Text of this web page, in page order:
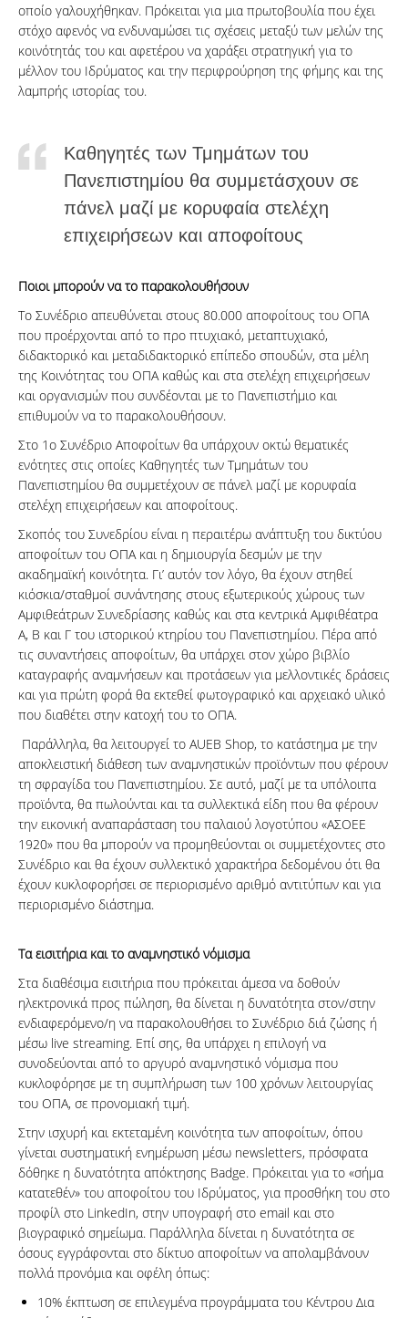
οποίο γαλουχήθηκαν. Πρόκειται για μια πρωτοβουλία που έχει
στόχο αφενός να ενδυναμώσει τις σχέσεις μεταξύ των μελών της
κοινότητάς του και αφετέρου να χαράξει στρατηγική για το
μέλλον του Ιδρύματος και την περιφρούρηση της φήμης και της
λαμπρής ιστορίας του.
Καθηγητές των Τμημάτων του
Πανεπιστημίου θα συμμετάσχουν σε
πάνελ μαζί με κορυφαία στελέχη
επιχειρήσεων και αποφοίτους
Ποιοι μπορούν να το παρακολουθήσουν
Το Συνέδριο απευθύνεται στους 80.000 αποφοίτους του ΟΠΑ
που προέρχονται από το προ πτυχιακό, μεταπτυχιακό,
διδακτορικό και μεταδιδακτορικό επίπεδο σπουδών, στα μέλη
της Κοινότητας του ΟΠΑ καθώς και στα στελέχη επιχειρήσεων
και οργανισμών που συνδέονται με το Πανεπιστήμιο και
επιθυμούν να το παρακολουθήσουν.
Στο 1ο Συνέδριο Αποφοίτων θα υπάρχουν οκτώ θεματικές
ενότητες στις οποίες Καθηγητές των Τμημάτων του
Πανεπιστημίου θα συμμετέχουν σε πάνελ μαζί με κορυφαία
στελέχη επιχειρήσεων και αποφοίτους.
Σκοπός του Συνεδρίου είναι η περαιτέρω ανάπτυξη του δικτύου
αποφοίτων του ΟΠΑ και η δημιουργία δεσμών με την
ακαδημαϊκή κοινότητα. Γι’ αυτόν τον λόγο, θα έχουν στηθεί
κιόσκια/σταθμοί συνάντησης στους εξωτερικούς χώρους των
Αμφιθεάτρων Συνεδρίασης καθώς και στα κεντρικά Αμφιθέατρα
Α, Β και Γ του ιστορικού κτηρίου του Πανεπιστημίου. Πέρα από
τις συναντήσεις αποφοίτων, θα υπάρχει στον χώρο βιβλίο
καταγραφής αναμνήσεων και προτάσεων για μελλοντικές δράσεις
και για πρώτη φορά θα εκτεθεί φωτογραφικό και αρχειακό υλικό
που διαθέτει στην κατοχή του το ΟΠΑ.
Παράλληλα, θα λειτουργεί το AUEB Shop, το κατάστημα με την
αποκλειστική διάθεση των αναμνηστικών προϊόντων που φέρουν
τη σφραγίδα του Πανεπιστημίου. Σε αυτό, μαζί με τα υπόλοιπα
προϊόντα, θα πωλούνται και τα συλλεκτικά είδη που θα φέρουν
την εικονική αναπαράσταση του παλαιού λογοτύπου «ΑΣΟΕΕ
1920» που θα μπορούν να προμηθεύονται οι συμμετέχοντες στο
Συνέδριο και θα έχουν συλλεκτικό χαρακτήρα δεδομένου ότι θα
έχουν κυκλοφορήσει σε περιορισμένο αριθμό αντιτύπων και για
περιορισμένο διάστημα.
Τα εισιτήρια και το αναμνηστικό νόμισμα
Στα διαθέσιμα εισιτήρια που πρόκειται άμεσα να δοθούν
ηλεκτρονικά προς πώληση, θα δίνεται η δυνατότητα στον/στην
ενδιαφερόμενο/η να παρακολουθήσει το Συνέδριο διά ζώσης ή
μέσω live streaming. Επί σης, θα υπάρχει η επιλογή να
συνοδεύονται από το αργυρό αναμνηστικό νόμισμα που
κυκλοφόρησε με τη συμπλήρωση των 100 χρόνων λειτουργίας
του ΟΠΑ, σε προνομιακή τιμή.
Στην ισχυρή και εκτεταμένη κοινότητα των αποφοίτων, όπου
γίνεται συστηματική ενημέρωση μέσω newsletters, πρόσφατα
δόθηκε η δυνατότητα απόκτησης Badge. Πρόκειται για το «σήμα
κατατεθέν» του αποφοίτου του Ιδρύματος, για προσθήκη του στο
προφίλ στο LinkedIn, στην υπογραφή στο email και στο
βιογραφικό σημείωμα. Παράλληλα δίνεται η δυνατότητα σε
όσους εγγράφονται στο δίκτυο αποφοίτων να απολαμβάνουν
πολλά προνόμια και οφέλη όπως:
10% έκπτωση σε επιλεγμένα προγράμματα του Κέντρου Δια